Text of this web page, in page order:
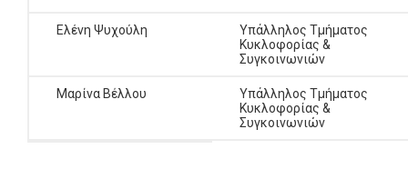
Ελένη Ψυχούλη
Υπάλληλος Τμήματος
Κυκλοφορίας &
Συγκοινωνιών
Μαρίνα Βέλλου
Υπάλληλος Τμήματος
Κυκλοφορίας &
Συγκοινωνιών